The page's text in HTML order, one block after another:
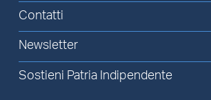
Contatti
Newsletter
Sostieni Patria Indipendente